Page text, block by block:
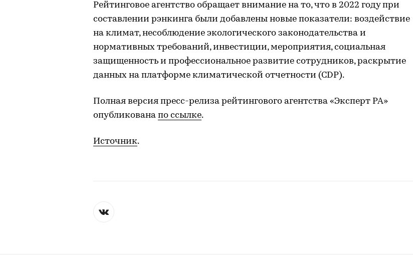
Рейтинговое агентство обращает внимание на то, что в 2022 году при
составлении рэнкинга были добавлены новые показатели: воздействие
на климат, несоблюдение экологического законодательства и
нормативных требований, инвестиции, мероприятия, социальная
защищенность и профессиональное развитие сотрудников, раскрытие
данных на платформе климатической отчетности (СDP).
Полная версия пресс-релиза рейтингового агентства «Эксперт РА»
опубликована по ссылке.
Источник.